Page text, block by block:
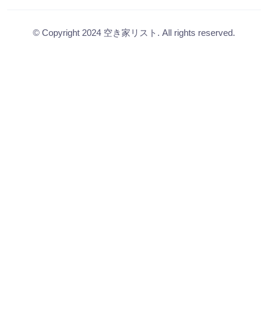
© Copyright 2024 空き家リスト. All rights reserved.